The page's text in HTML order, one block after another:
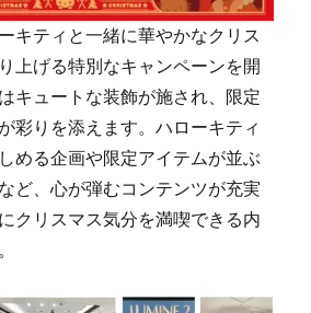
キティと一緒に華やかなクリス
上げる特別なキャンペーンを開
キュートな装飾が施され、限定
彩りを添えます。ハローキティ
める企画や限定アイテムが並ぶ
ど、心が弾むコンテンツが充実
クリスマス気分を満喫できる内